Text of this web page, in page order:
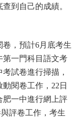
到自己的成績。
，預計6月底考生
第一門科目語文考
試卷進行掃描，
閱卷工作，22日
肥一中進行網上評
評卷工作，考生